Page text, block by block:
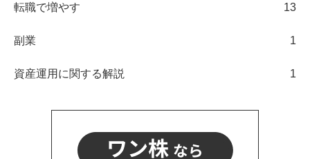
転職で増やす 13
副業 1
資産運用に関する解説 1